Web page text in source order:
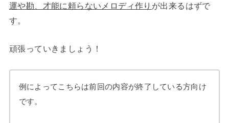
運や勘、才能に頼らないメロディ作り が出来るはずで
す。
頑張っていきましょう！
例によってこちらは前回の内容が終了している方向け
です。